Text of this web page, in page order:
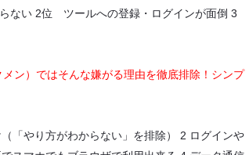
ない 2位 ツールへの登録・ログインが面倒 3
ン）ではそんな嫌がる理由を徹底排除！シンプ
「やり方がわからない」を排除） 2 ログインや